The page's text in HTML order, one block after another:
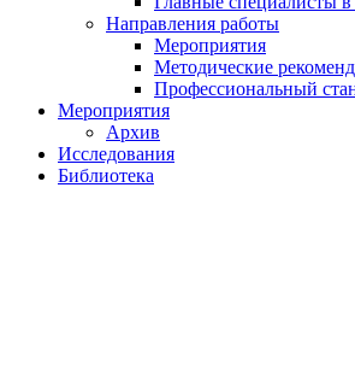
Направления работы
Мероприятия
Методические
Профессиональный
Мероприятия
Архив
Исследования
Библиотека